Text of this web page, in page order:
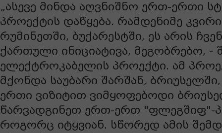
„ასევე მინდა აღვნიშნო ერთ-ერთი
პროექტის დაწყება. რამდენიმე
რუმინეთში, ბუქარესტში, ეს არის
ქართული ინიციატივა, მეგობრებო, -
ელექტროკაბელის პროექტი. ამ
მქონდა საუბარი შარშან,
ერთი ვიზიტით ვიმყოფებოდი
წარვადგინეთ ერთ-ერთ "ფლეგშიფ"-
როგორც იტყვიან. სწორედ ამის